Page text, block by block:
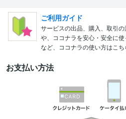
ご利用ガイド
サービスの出品、購入、取引
や、ココナラを安心・安全に
など、ココナラの使い方はこち
お支払い方法